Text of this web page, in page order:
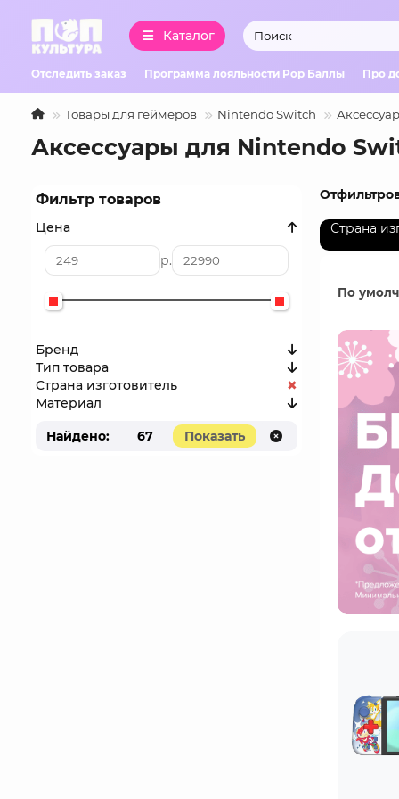
Каталог
Отследить заказ Программа лояльности Pop Баллы Про
Товары для геймеров Nintendo Switch
Аксессуары для Nintendo
Фильтр товаров
Цена
р.
Бренд
Тип товара
Страна изготовитель
Материал
Найдено: 67 Показать
Страна
По